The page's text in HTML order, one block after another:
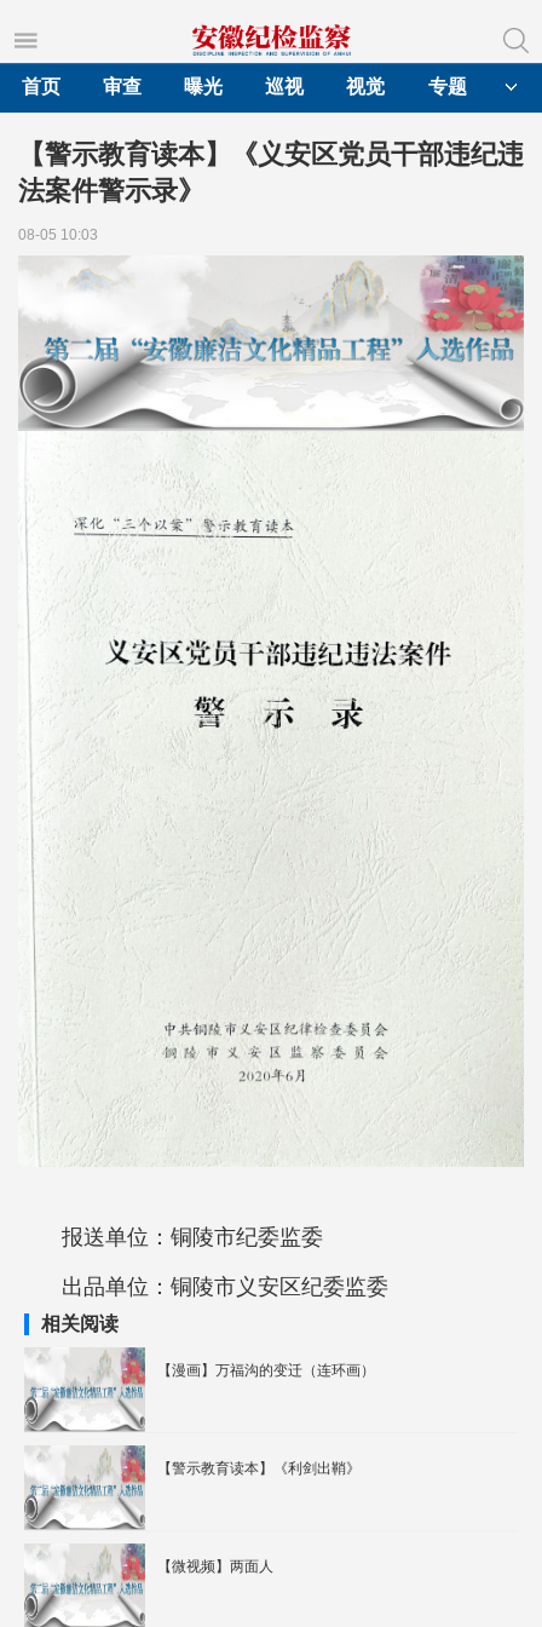
首页
审查 曝光 巡视 视觉 专题
【警示教育读本】《义安区党员干部违纪违
法案件警示录》
08-05 10:03
报送单位：铜陵市纪委监委
出品单位：铜陵市义安区纪委监委
相关阅读
【漫画】万福沟的变迁（连环画）
【警示教育读本】《利剑出鞘》
【微视频】两面人